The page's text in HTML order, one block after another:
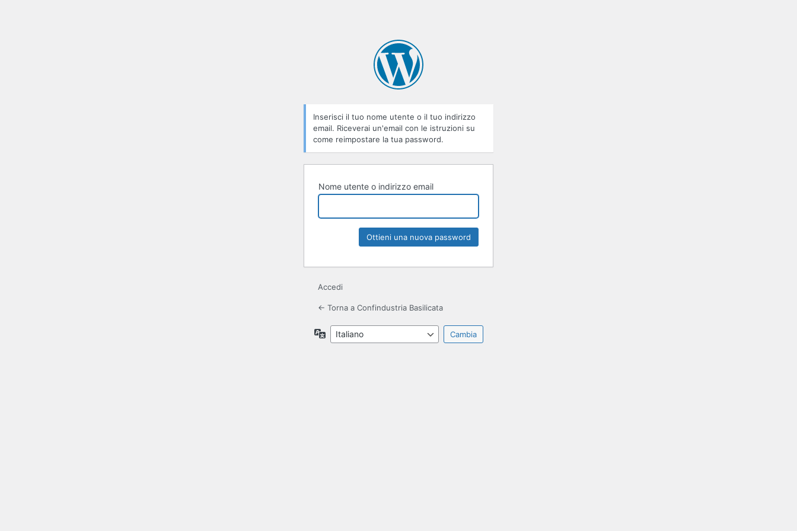
Inserisci il tuo nome utente o il tuo indirizzo
email. Riceverai un'email con le istruzioni su
come reimpostare la tua password.
Nome utente o indirizzo email
Accedi
← Torna a Confindustria Basilicata
Lingua